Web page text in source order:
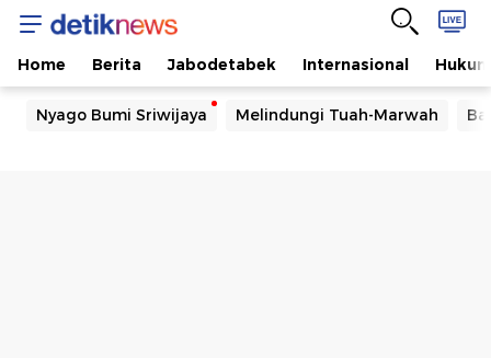
Home Berita Jabodetabek Internasional Hukum
Nyago Bumi Sriwijaya Melindungi Tuah-Marwah